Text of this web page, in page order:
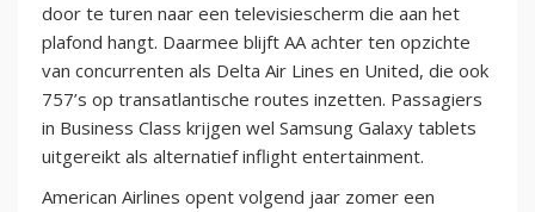
door te turen naar een televisiescherm die aan het
plafond hangt. Daarmee blijft AA achter ten opzichte
van concurrenten als Delta Air Lines en United, die ook
757’s op transatlantische routes inzetten. Passagiers
in Business Class krijgen wel Samsung Galaxy tablets
uitgereikt als alternatief inflight entertainment.
American Airlines opent volgend jaar zomer een